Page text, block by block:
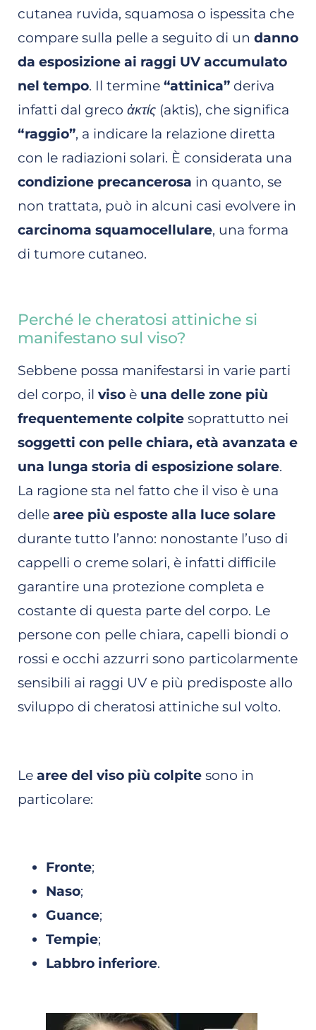
cutanea ruvida, squamosa o ispessita che
compare sulla pelle a seguito di un danno
da esposizione ai raggi UV accumulato
nel tempo. Il termine “attinica” deriva
infatti dal greco ἀκτίς (aktis), che significa
“raggio”, a indicare la relazione diretta
con le radiazioni solari. È considerata una
condizione precancerosa in quanto, se
non trattata, può in alcuni casi evolvere in
carcinoma squamocellulare, una forma
di tumore cutaneo.
Perché le cheratosi attiniche si
manifestano sul viso?
Sebbene possa manifestarsi in varie parti
del corpo, il viso è una delle zone più
frequentemente colpite soprattutto nei
soggetti con pelle chiara, età avanzata e
una lunga storia di esposizione solare.
La ragione sta nel fatto che il viso è una
delle aree più esposte alla luce solare
durante tutto l’anno: nonostante l’uso di
cappelli o creme solari, è infatti difficile
garantire una protezione completa e
costante di questa parte del corpo. Le
persone con pelle chiara, capelli biondi o
rossi e occhi azzurri sono particolarmente
sensibili ai raggi UV e più predisposte allo
sviluppo di cheratosi attiniche sul volto.
Le aree del viso più colpite sono in
particolare:
Fronte;
Naso;
Guance;
Tempie;
Labbro inferiore.